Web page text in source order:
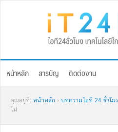
หน้าหลัก สารบัญ ติดต่องาน
คุณอยู่ที่: หน้าหลัก › บทความไอที 24 ชั่วโมง
ไม่